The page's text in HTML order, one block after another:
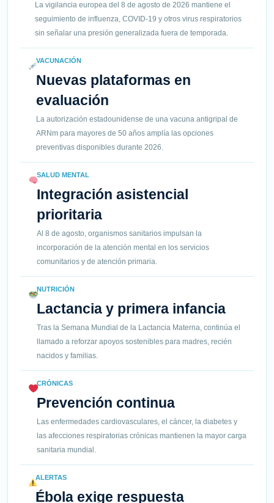
La vigilancia europea del 8 de agosto de 2026 mantiene el
seguimiento de influenza, COVID-19 y otros virus respiratorios
sin señalar una presión generalizada fuera de temporada.
VACUNACIÓN
Nuevas plataformas en
evaluación
La autorización estadounidense de una vacuna antigripal de
ARNm para mayores de 50 años amplía las opciones
preventivas disponibles durante 2026.
SALUD MENTAL
Integración asistencial
prioritaria
Al 8 de agosto, organismos sanitarios impulsan la
incorporación de la atención mental en los servicios
comunitarios y de atención primaria.
NUTRICIÓN
Lactancia y primera infancia
Tras la Semana Mundial de la Lactancia Materna, continúa el
llamado a reforzar apoyos sostenibles para madres, recién
nacidos y familias.
CRÓNICAS
Prevención continua
Las enfermedades cardiovasculares, el cáncer, la diabetes y
las afecciones respiratorias crónicas mantienen la mayor carga
sanitaria mundial.
ALERTAS
Ébola exige respuesta